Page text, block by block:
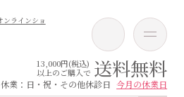
13,000円(税込)
以上のご購入で 送料無料
休業：日・祝・その他休診日 今月の休業日